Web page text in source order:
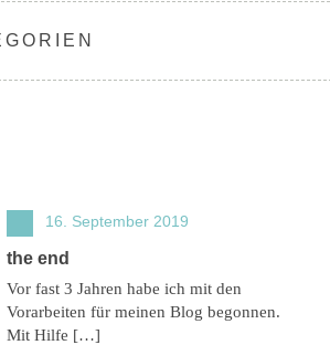
16. September 2019
the end
Vor fast 3 Jahren habe ich mit den
Vorarbeiten für meinen Blog begonnen.
Mit Hilfe […]